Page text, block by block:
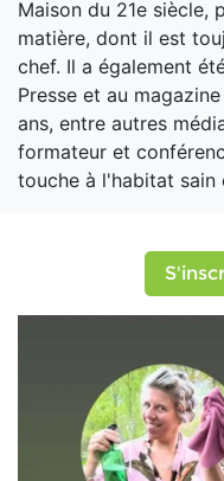
Maison du 21e siècle,
matière, dont il est
chef. Il a également
Presse et au
ans, entre autres
formateur et
touche à l'habitat sain